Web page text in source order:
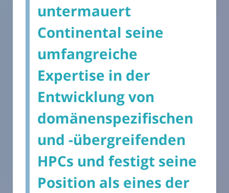
untermauert
Continental seine
umfangreiche
Expertise in der
Entwicklung von
domänenspezifischen
und -übergreifenden
HPCs und festigt seine
Position als eines der